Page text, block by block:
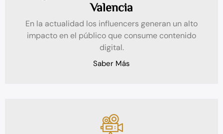
Valencia
En la actualidad los influencers generan un alto
impacto en el público que consume contenido
digital.
Saber Más